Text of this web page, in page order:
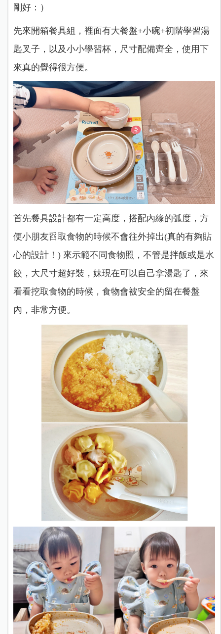
剛好：）
先來開箱餐具組，裡面有大餐盤+小碗+初階學習湯
匙叉子，以及小小學習杯，尺寸配備齊全，使用下
來真的覺得很方便。
首先餐具設計都有一定高度，搭配內緣的弧度，方
便小朋友舀取食物的時候不會往外掉出(真的有夠貼
心的設計！) 來示範不同食物照，不管是拌飯或是水
餃，大尺寸超好裝，妹現在可以自己拿湯匙了，來
看看挖取食物的時候，食物會被安全的留在餐盤
內，非常方便。